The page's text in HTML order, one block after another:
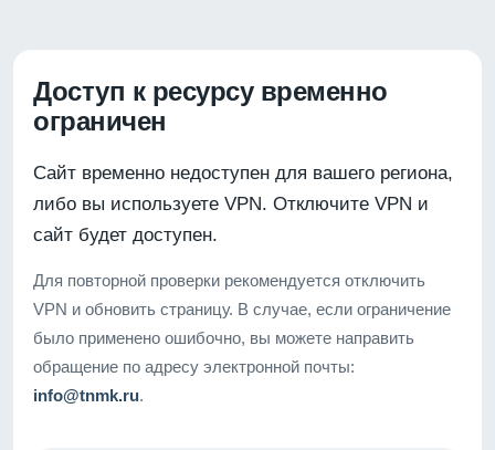
Доступ к ресурсу временно
ограничен
Сайт временно недоступен для вашего региона,
либо вы используете VPN. Отключите VPN и
сайт будет доступен.
Для повторной проверки рекомендуется отключить
VPN и обновить страницу. В случае, если ограничение
было применено ошибочно, вы можете направить
обращение по адресу электронной почты:
info@tnmk.ru.